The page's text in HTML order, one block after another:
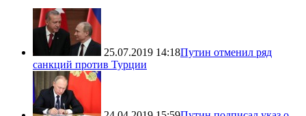
25.07.2019 14:18Путин отменил ряд
санкций против Турции